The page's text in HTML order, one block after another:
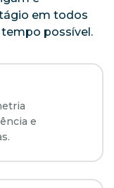
em todos
possível.
e